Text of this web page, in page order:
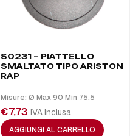
S0231 – PIATTELLO
SMALTATO TIPO ARISTON
RAP
Misure: Ø Max 90 Min 75.5
€7,73 IVA inclusa
AGGIUNGI AL CARRELLO